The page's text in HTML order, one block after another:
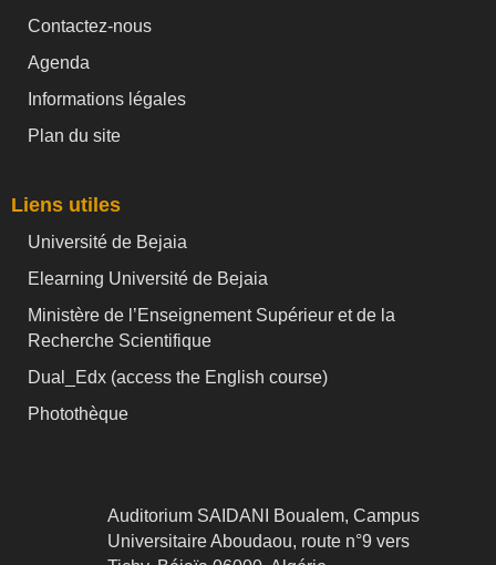
Contactez-nous
Agenda
Informations légales
Plan du site
Liens utiles
Université de Bejaia
Elearning Université de Bejaia
Ministère de l’Enseignement Supérieur et de la
Recherche Scientifique
Dual_Edx (access the English course)
Photothèque
Auditorium SAIDANI Boualem, Campus
Universitaire Aboudaou, route n°9 vers